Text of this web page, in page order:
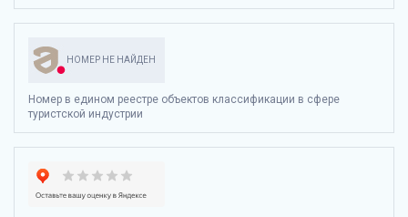
НОМЕР НЕ НАЙДЕН
Номер в едином реестре объектов классификации в сфере
туристской индустрии